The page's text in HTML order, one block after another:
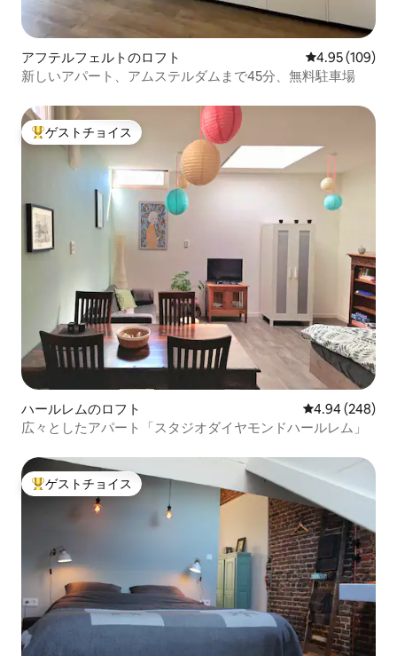
アフテルフェルトのロフト レビュー109
4.95 (109)
新しいアパート、アムステルダムまで45分、無料駐車場
大好評のゲストチョイスです。
ゲストチョイス
ハールレムのロフト レビュー248
4.94 (248)
広々としたアパート「スタジオダイヤモンドハールレム」
大好評のゲストチョイスです。
ゲストチョイス